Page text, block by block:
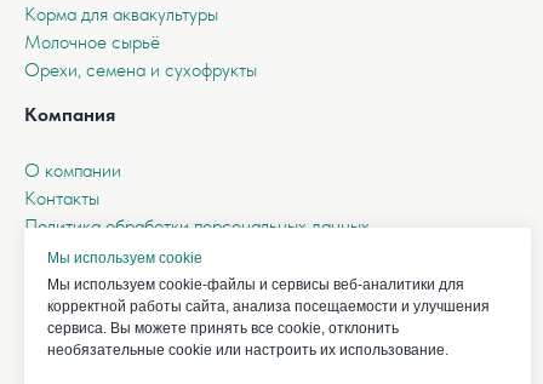
Корма для аквакультуры
Молочное сырьё
Орехи, семена и сухофрукты
Компания
О компании
Контакты
Политика обработки персональных данных
Политика конфиденциальности
Согласие на обработку персональных данных
Связаться
Мы используем cookie
Мы используем cookie-файлы и сервисы веб-аналитики для
корректной работы сайта, анализа посещаемости и улучшения
сервиса. Вы можете принять все cookie, отклонить
необязательные cookie или настроить их использование.